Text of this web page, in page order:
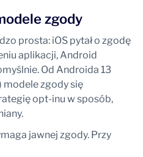
zgody
prosta: iOS pytał o zgodę
aplikacji, Android
Od Androida 13
modele zgody się
opt-inu w sposób,
jawnej zgody. Przy